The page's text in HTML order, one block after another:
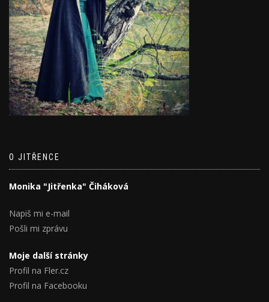
O JITŘENCE
Monika "Jitřenka" Čiháková
Napiš mi e-mail
Pošli mi zprávu
Moje další stránky
Profil na Fler.cz
Profil na Facebooku